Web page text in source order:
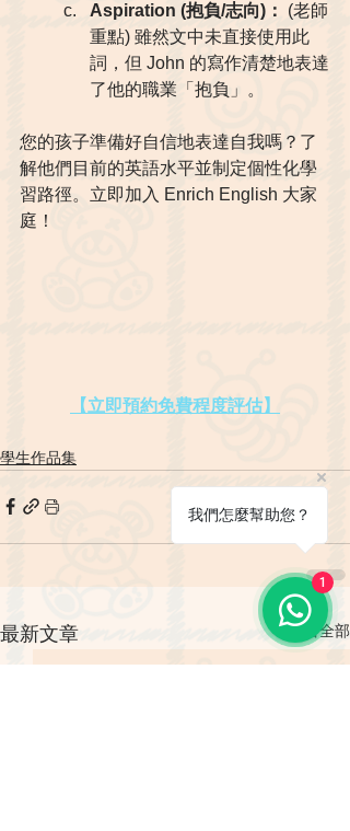
Aspiration (抱負/志向)：
(老師
重點) 雖然文中未直接使用此
詞，但 John 的寫作清楚地表達
了他的職業「抱負」。
您的孩子準備好自信地表達自我嗎？了
解他們目前的英語水平並制定個性化學
習路徑。立即加入 Enrich English 大家
庭！
【立即預約免費程度評估】
學生作品集
最新文章 查看全部
我們怎麼幫助您？
1